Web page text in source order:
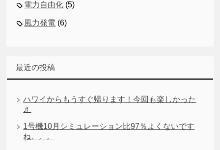
電力自由化 (5)
風力発電 (6)
最近の投稿
ハワイからもうすぐ帰ります！今回も楽しかった
♬
1号機10月シミュレーション比97％よくないです
ね。。。